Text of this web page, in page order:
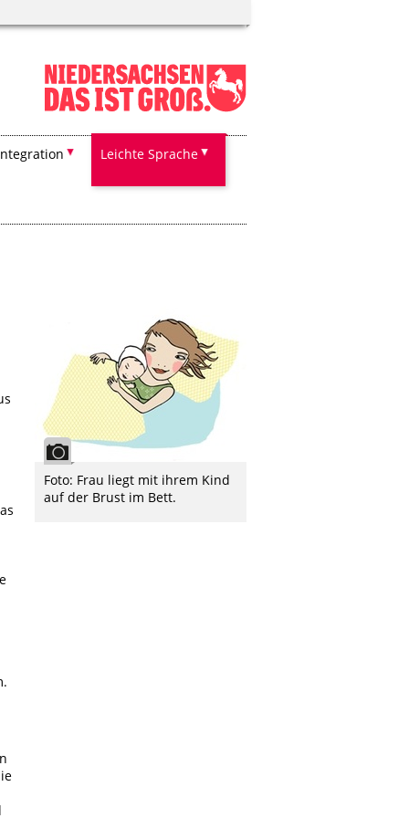
Leichte Sprache
Foto: Frau liegt mit ihrem Kind
auf der Brust im Bett.